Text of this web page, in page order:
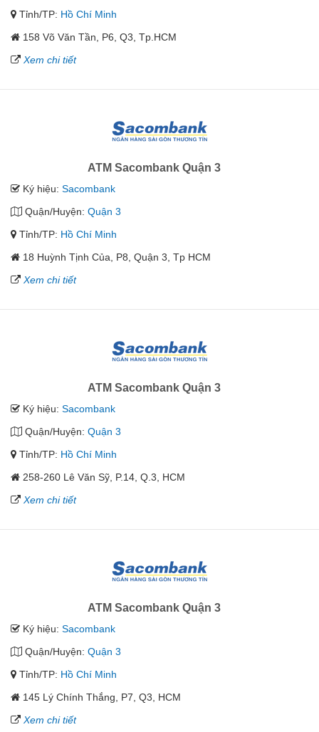
Tỉnh/TP: Hồ Chí Minh
158 Võ Văn Tần, P6, Q3, Tp.HCM
Xem chi tiết
ATM Sacombank Quận 3
Ký hiệu: Sacombank
Quận/Huyện: Quận 3
Tỉnh/TP: Hồ Chí Minh
18 Huỳnh Tịnh Của, P8, Quận 3, Tp HCM
Xem chi tiết
ATM Sacombank Quận 3
Ký hiệu: Sacombank
Quận/Huyện: Quận 3
Tỉnh/TP: Hồ Chí Minh
258-260 Lê Văn Sỹ, P.14, Q.3, HCM
Xem chi tiết
ATM Sacombank Quận 3
Ký hiệu: Sacombank
Quận/Huyện: Quận 3
Tỉnh/TP: Hồ Chí Minh
145 Lý Chính Thắng, P7, Q3, HCM
Xem chi tiết